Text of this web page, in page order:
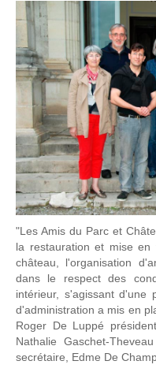
"Les Amis du Parc et
la restauration et mise
château, l'organisation
dans le respect des
intérieur, s'agissant d'une
d'administration a mis en
Roger De Luppé
Nathalie Gaschet-
secrétaire, Edme De